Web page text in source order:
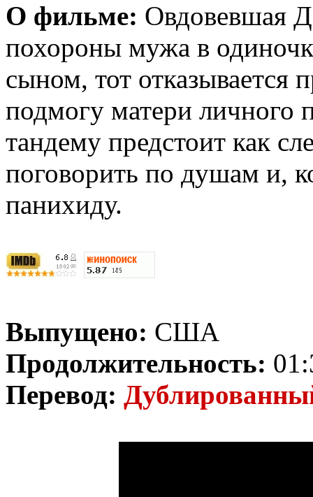
О фильме: Овдовевшая
похороны мужа в
сыном, тот отказывается
подмогу матери
тандему предстоит как
поговорить по душам и,
панихиду.
Выпущено: США
Продолжительность:
Перевод: